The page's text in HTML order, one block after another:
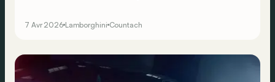
1990). Connue de tous, la Countach garde tout de
7 Avr 2026 Lamborghini Countach